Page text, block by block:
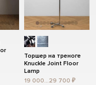
Торшер на треноге
Knuckle Joint Floor
Lamp
19 000...29 700 ₽